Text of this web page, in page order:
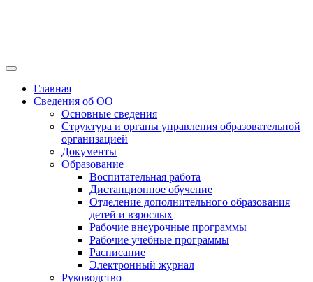
Главная
Сведения об ОО
Основные сведения
Структура и органы управления образовательной
организацией
Документы
Образование
Воспитательная работа
Дистанционное обучение
Отделение дополнительного образования
детей и взрослых
Рабочие внеурочные программы
Рабочие учебные программы
Расписание
Электронный журнал
Руководство